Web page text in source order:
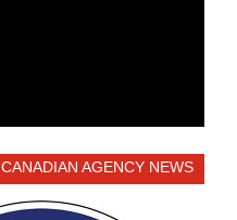
CANADIAN AGENCY NEWS